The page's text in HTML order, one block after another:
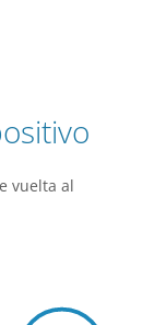
vuelta al